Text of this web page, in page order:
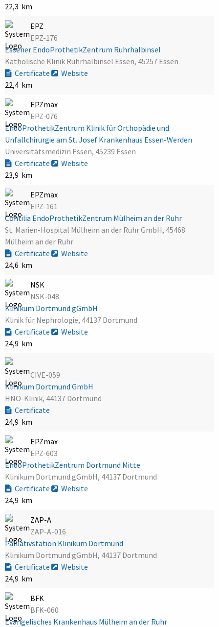
22,3 km
EPZ
EPZ-176
Essener EndoProthetikZentrum Ruhrhalbinsel
Katholische Klinik Ruhrhalbinsel Essen, 45257 Essen
Certificate
Website
22,4 km
EPZmax
EPZ-076
EndoProthetikZentrum Klinik für Orthopädie und
Unfallchirurgie am St. Josef Krankenhaus Essen-Werden
Universitätsmedizin Essen, 45239 Essen
Certificate
Website
23,9 km
EPZmax
EPZ-161
Contilia EndoProthetikZentrum Mülheim an der Ruhr
St. Marien-Hospital Mülheim an der Ruhr GmbH, 45468
Mülheim an der Ruhr
Certificate
Website
24,6 km
NSK
NSK-048
Klinikum Dortmund gGmbH
Klinik für Nephrologie, 44137 Dortmund
Certificate
Website
24,9 km
CIVE-059
Klinikum Dortmund GmbH
HNO-Klinik, 44137 Dortmund
Certificate
24,9 km
EPZmax
EPZ-603
EndoProthetikZentrum Dortmund Mitte
Klinikum Dortmund gGmbH, 44137 Dortmund
Certificate
Website
24,9 km
ZAP-A
ZAP-A-016
Palliativstation Klinikum Dortmund
Klinikum Dortmund gGmbH, 44137 Dortmund
Certificate
Website
24,9 km
BFK
BFK-060
Evangelisches Krankenhaus Mülheim an der Ruhr